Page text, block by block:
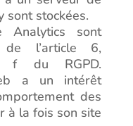
sont stockées.
Analytics sont
l’article 6,
f du RGPD.
a un intérêt
des
à la fois son site